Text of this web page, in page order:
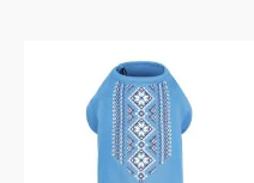
цін:
від
₴289
до
₴389
товар
має
кілька
варіантів.